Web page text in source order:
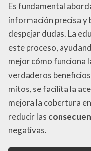
Es fundamental
información precisa y
despejar dudas. La
este proceso,
mejor cómo funciona
verdaderos
mitos, se facilita la
mejora la cobertura
reducir las
negativas.